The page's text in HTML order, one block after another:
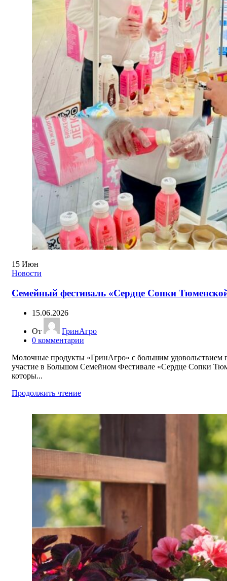
15 Июн
Новости
Семейный фестиваль «Сердце Сопки
15.06.2026
От
ГринАгро
0 комментарии
Молочные продукты «ГринАгро» с большим удовольствием
участие в Большом Семейном Фестивале «Сердце Сопки
которы...
Продолжить чтение